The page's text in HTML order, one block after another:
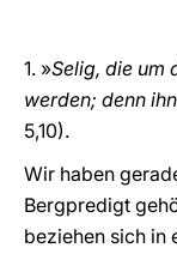
1. »Selig, die um
werden; denn
5,10).
Wir haben
Bergpredigt
beziehen sich in